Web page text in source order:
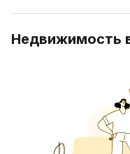
Недвижимость